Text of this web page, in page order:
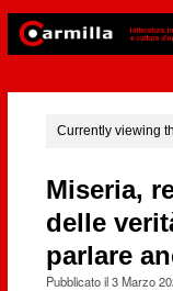
Currently viewing
Miseria,
delle
parlare
Pubblicato il3 Marzo